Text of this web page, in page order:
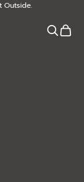
Outside.
Limited
Search
Cart